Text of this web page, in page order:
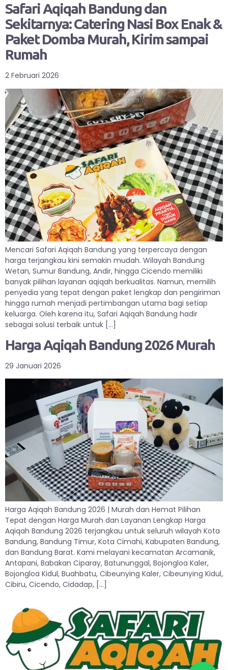
Safari Aqiqah Bandung dan
Sekitarnya: Catering Nasi Box Enak &
Paket Domba Murah, Kirim sampai
Rumah
2 Februari 2026
Mencari Safari Aqiqah Bandung yang terpercaya dengan
harga terjangkau kini semakin mudah. Wilayah Bandung
Wetan, Sumur Bandung, Andir, hingga Cicendo memiliki
banyak pilihan layanan aqiqah berkualitas. Namun, memilih
penyedia yang tepat dengan paket lengkap dan pengiriman
hingga rumah menjadi pertimbangan utama bagi setiap
keluarga. Oleh karena itu, Safari Aqiqah Bandung hadir
sebagai solusi terbaik untuk […]
Harga Aqiqah Bandung 2026 Murah
29 Januari 2026
Harga Aqiqah Bandung 2026 | Murah dan Hemat Pilihan
Tepat dengan Harga Murah dan Layanan Lengkap Harga
Aqiqah Bandung 2026 terjangkau untuk seluruh wilayah Kota
Bandung, Bandung Timur, Kota Cimahi, Kabupaten Bandung,
dan Bandung Barat. Kami melayani kecamatan Arcamanik,
Antapani, Babakan Ciparay, Batununggal, Bojongloa Kaler,
Bojongloa Kidul, Buahbatu, Cibeunying Kaler, Cibeunying Kidul,
Cibiru, Cicendo, Cidadap, […]